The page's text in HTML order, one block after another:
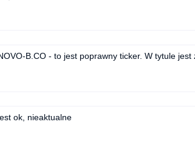
B.CO - to jest poprawny ticker. W tytule jest
ok, nieaktualne